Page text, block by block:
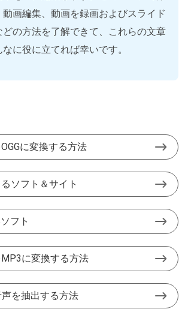
画編集、動画を録画およびスライド
どの方法を了解できて、これらの文章
なに役に立てれば幸いです。
に変換する方法
ソフト＆サイト
フト
に変換する方法
を抽出する方法